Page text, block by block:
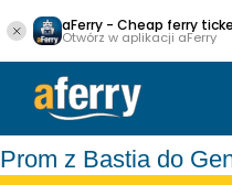
aFerry - Cheap ferry
Otwórz w aplikacji aFerry
Prom z Bastia do